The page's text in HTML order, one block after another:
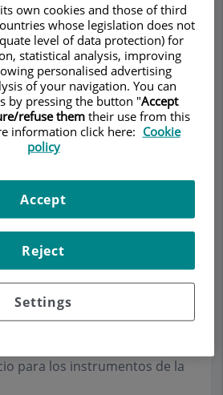
endoscópica de
columna realizaba amplias
para los instrumentos de la
own cookies and those of third
whose legislation does not
level of data protection) for
statistical analysis, improving
personalised advertising
of your navigation. You can
by pressing the button "Accept
refuse themtheir use from this
information click here: Cookie
policy
Settings
Reject
Accept